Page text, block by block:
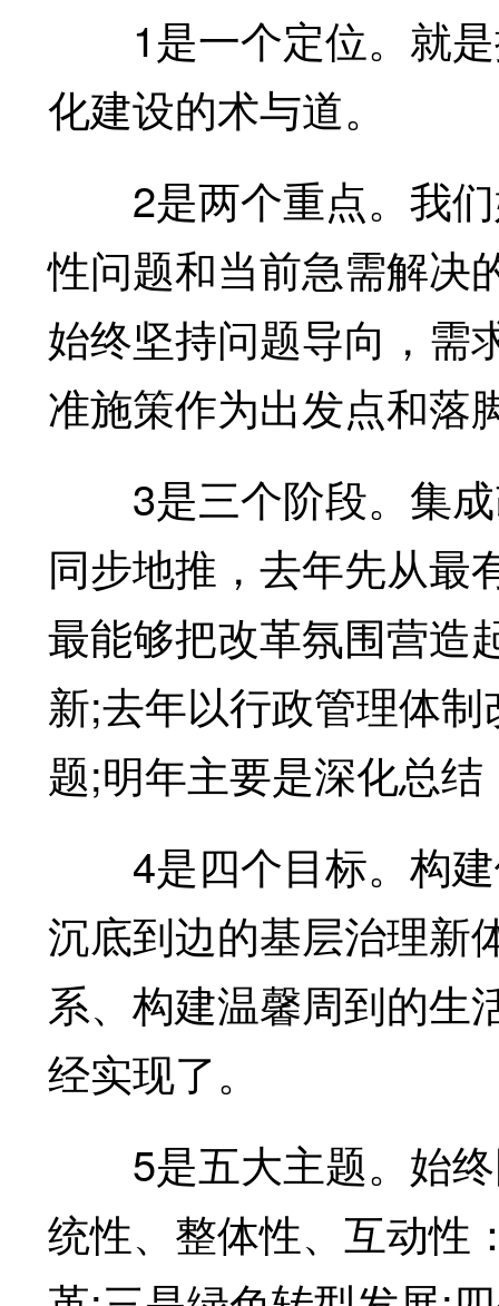
1是一个定位。就是
化建设的术与道。
2是两个重点。我们
性问题和当前急需解决
始终坚持问题导向，需
准施策作为出发点和落
3是三个阶段。集成
同步地推，去年先从最
最能够把改革氛围营造
新;去年以行政管理体
题;明年主要是深化总
4是四个目标。构建
沉底到边的基层治理新
系、构建温馨周到的生
经实现了。
5是五大主题。始终
统性、整体性、互动性